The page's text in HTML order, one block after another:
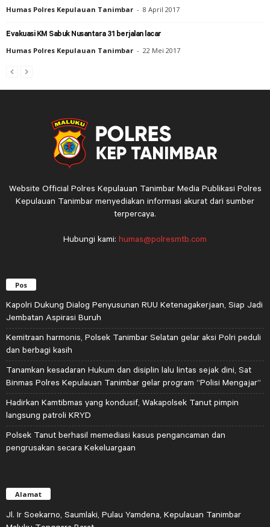
Humas Polres Kepulauan Tanimbar - 8 April 2017
Evakuasi KM Sabuk Nusantara 31 berjalan lacar
Humas Polres Kepulauan Tanimbar - 22 Mei 2017
Website Official Polres Kepulauan Tanimbar Media Publikasi Polres
Kepulauan Tanimbar menyediakan informasi akurat dari sumber
terpercaya.
Hubungi kami: humas@polresmtb.com
Pos
Kapolri Dukung Dialog Penyusunan RUU Ketenagakerjaan, Siap Jadi
Jembatan Aspirasi Buruh
Kemitraan harmonis, Polsek Tanimbar Selatan gelar aksi Polri peduli
dan berbagi kasih
Tanamkan kesadaran Hukum dan disiplin lalu lintas sejak dini, Sat
Binmas Polres Kepulauan Tanimbar gelar program “Polisi Mengajar”
Hadirkan Kamtibmas yang kondusif, Wakapolsek Tanut pimpin
langsung patroli KRYD
Polsek Tanut berhasil memediasi kasus pengancaman dan
pengrusakan secara Kekeluargaan
Alamat
Jl. Ir Soekarno, Saumlaki, Pulau Yamdena, Kepulauan Tanimbar